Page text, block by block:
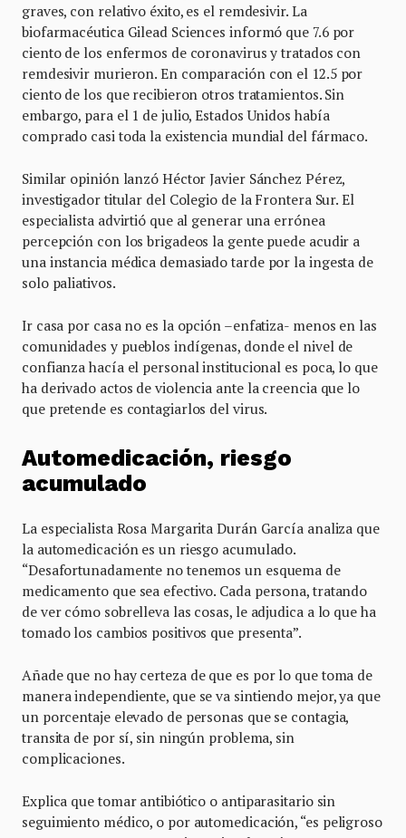
graves, con relativo éxito, es el remdesivir. La
biofarmacéutica Gilead Sciences informó que 7.6 por
ciento de los enfermos de coronavirus y tratados con
remdesivir murieron. En comparación con el 12.5 por
ciento de los que recibieron otros tratamientos. Sin
embargo, para el 1 de julio, Estados Unidos había
comprado casi toda la existencia mundial del fármaco.
Similar opinión lanzó Héctor Javier Sánchez Pérez,
investigador titular del Colegio de la Frontera Sur. El
especialista advirtió que al generar una errónea
percepción con los brigadeos la gente puede acudir a
una instancia médica demasiado tarde por la ingesta de
solo paliativos.
Ir casa por casa no es la opción –enfatiza- menos en las
comunidades y pueblos indígenas, donde el nivel de
confianza hacía el personal institucional es poca, lo que
ha derivado actos de violencia ante la creencia que lo
que pretende es contagiarlos del virus.
Automedicación, riesgo
acumulado
La especialista Rosa Margarita Durán García analiza que
la automedicación es un riesgo acumulado.
“Desafortunadamente no tenemos un esquema de
medicamento que sea efectivo. Cada persona, tratando
de ver cómo sobrelleva las cosas, le adjudica a lo que ha
tomado los cambios positivos que presenta”.
Añade que no hay certeza de que es por lo que toma de
manera independiente, que se va sintiendo mejor, ya que
un porcentaje elevado de personas que se contagia,
transita de por sí, sin ningún problema, sin
complicaciones.
Explica que tomar antibiótico o antiparasitario sin
seguimiento médico, o por automedicación, “es peligroso